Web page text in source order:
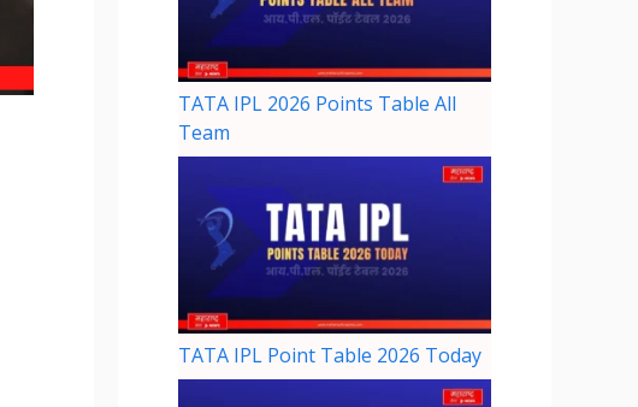
TATA IPL 2026 Points Table All
Team
TATA IPL Point Table 2026 Today